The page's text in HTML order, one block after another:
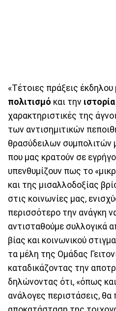
«Τέτοιες πράξεις έκδηλου
πολιτισμό και την ιστορία
χαρακτηριστικές της
των αντισημιτικών
θρασύδειλων συμπολιτών
που μας κρατούν σε
υπενθυμίζουν πως το
και της μισαλλοδοξίας
στις κοινωνίες μας,
περισσότερο την ανάγκη
αντισταθούμε συλλογικά
βίας και κοινωνικού
τα μέλη της Ομάδας
καταδικάζοντας την
δηλώνοντας ότι, «όπως
ανάλογες περιστάσεις,